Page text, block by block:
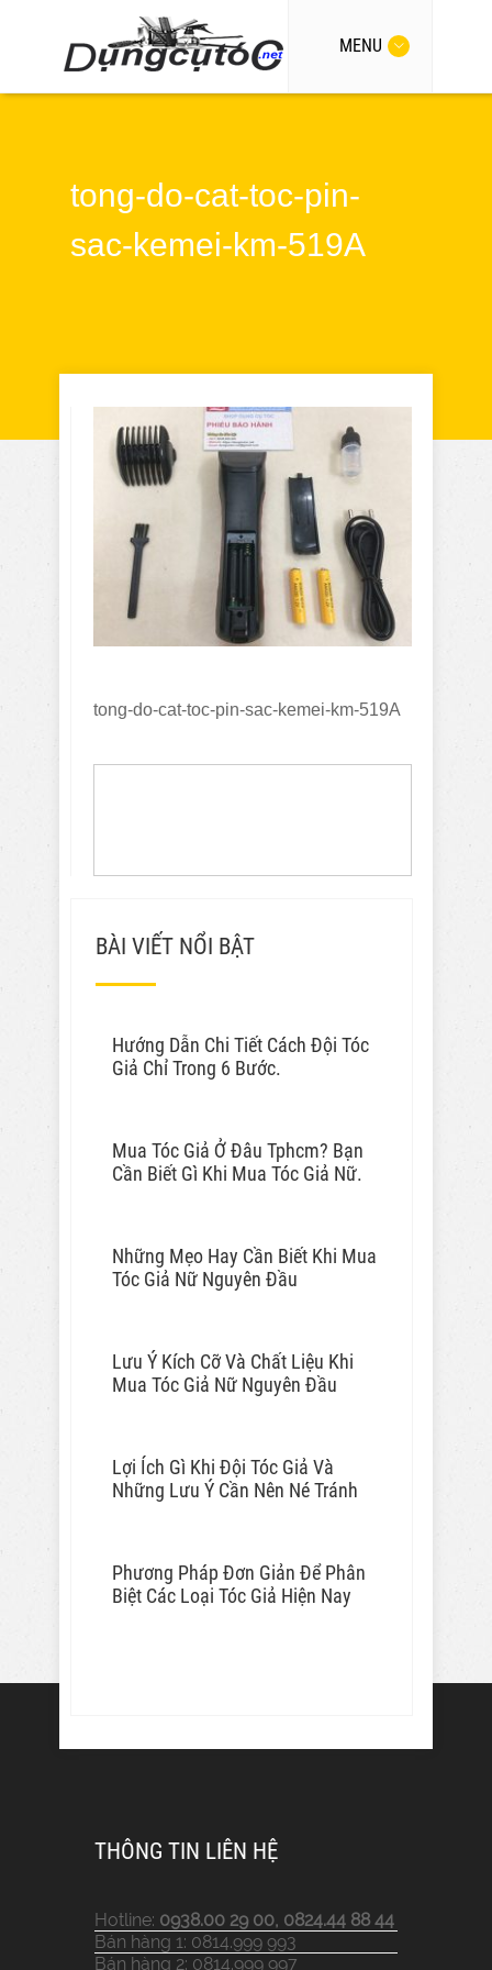
MENU
tong-do-cat-toc-pin-
sac-kemei-km-519A
tong-do-cat-toc-pin-sac-kemei-km-519A
BÀI VIẾT NỔI BẬT
Hướng Dẫn Chi Tiết Cách Đội Tóc
Giả Chỉ Trong 6 Bước.
Mua Tóc Giả Ở Đâu Tphcm? Bạn
Cần Biết Gì Khi Mua Tóc Giả Nữ.
Những Mẹo Hay Cần Biết Khi Mua
Tóc Giả Nữ Nguyên Đầu
Lưu Ý Kích Cỡ Và Chất Liệu Khi
Mua Tóc Giả Nữ Nguyên Đầu
Lợi Ích Gì Khi Đội Tóc Giả Và
Những Lưu Ý Cần Nên Né Tránh
Phương Pháp Đơn Giản Để Phân
Biệt Các Loại Tóc Giả Hiện Nay
THÔNG TIN LIÊN HỆ
Hotline: 0938.00 29 00, 0824.44 88 44
Bán hàng 1: 0814.999 993
Bán hàng 2: 0814.999 997